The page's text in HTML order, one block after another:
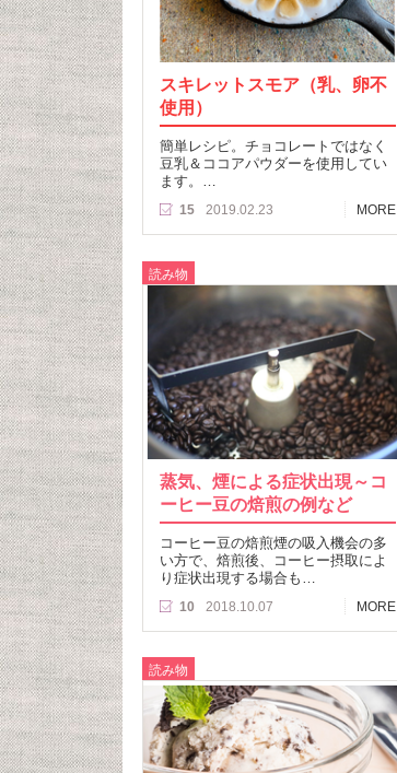
スキレットスモア（乳、卵不
使用）
簡単レシピ。チョコレートではなく
豆乳＆ココアパウダーを使用してい
ます。…
15 2019.02.23 MORE
読み物
蒸気、煙による症状出現～コ
ーヒー豆の焙煎の例など
コーヒー豆の焙煎煙の吸入機会の多
い方で、焙煎後、コーヒー摂取によ
り症状出現する場合も…
10 2018.10.07 MORE
読み物